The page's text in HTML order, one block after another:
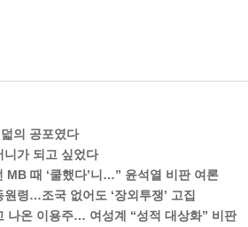
의 공포였다
니가 되고 싶었다
MB 때 ‘쿨했다’니…” 윤석열 비판 여론
령…조국 없어도 ‘장외투쟁’ 고집
나온 이용주… 여성계 “성적 대상화” 비판